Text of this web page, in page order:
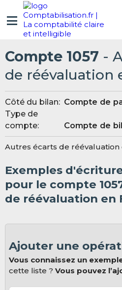
Compte 1057 -
de réévaluation
Côté du bilan: Compte de
Type de
compte:
Compte de
Autres écarts de réévaluation
Exemples
pour le compte
de réévaluation en
Ajouter une
Vous connaissez un
cette liste ?Vous pouvez